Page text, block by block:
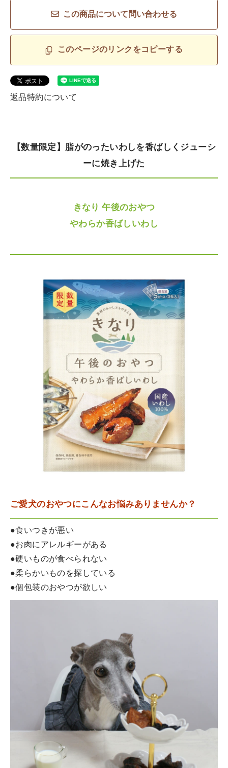
この商品について問い合わせる
このページのリンクをコピーする
返品特約について
【数量限定】脂がのったいわしを香ばしくジューシ
ーに焼き上げた
きなり 午後のおやつ
やわらか香ばしいわし
ご愛犬のおやつにこんなお悩みありませんか？
●食いつきが悪い
●お肉にアレルギーがある
●硬いものが食べられない
●柔らかいものを探している
●個包装のおやつが欲しい